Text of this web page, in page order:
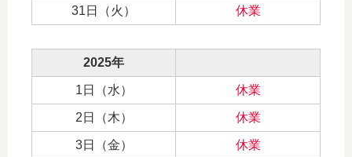
31日（火） 休業
2025年
1日（水） 休業
2日（木） 休業
3日（金） 休業